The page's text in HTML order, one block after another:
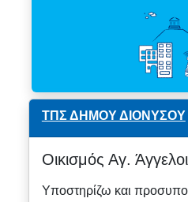
ΤΠΣ ΔΗΜΟΥ ΔΙΟΝΥΣΟΥ
Οικισμός Αγ.
Υποστηρίζω και